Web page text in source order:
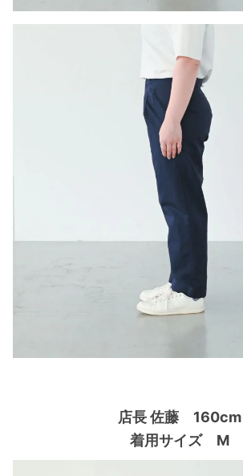
店長 佐藤 160cm
着用サイズ M